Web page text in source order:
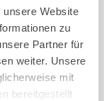
unsere Website
zu
Partner für
weiter. Unsere
mit
bereitgestellt
für Maria Laach